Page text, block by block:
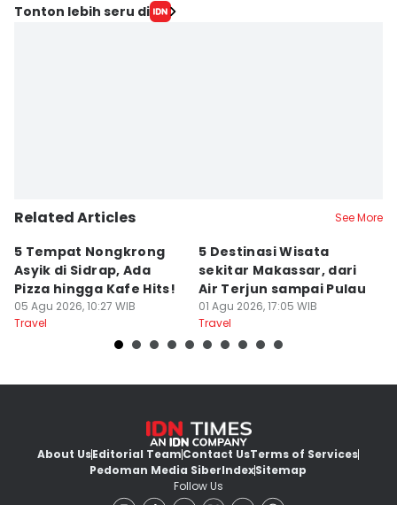
Editor
Tonton lebih seru di
Related Articles See More
5 Tempat Nongkrong
Asyik di Sidrap, Ada
Pizza hingga Kafe Hits!
05 Agu 2026, 10:27 WIB
Travel
5 Destinasi Wisata
sekitar Makassar, dari
Air Terjun sampai Pulau
01 Agu 2026, 17:05 WIB
Travel
About UsEditorial TeamContact UsTerms of Services
Pedoman Media SiberIndexSitemap
Follow Us